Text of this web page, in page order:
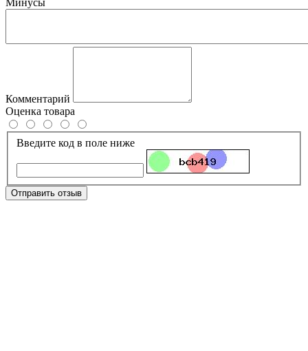
Минусы
Комментарий
Оценка товара
Введите код в поле ниже
Отправить отзыв